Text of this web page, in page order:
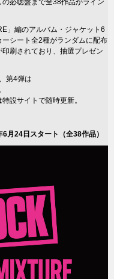
の必聴盤まで全38作品がライン
」編のアルバム・ジャケット6
シート全2種がランダムに配布
刷されており、抽選プレゼン
第4弾は
設サイトで随時更新。
月24日スタート（全38作品）